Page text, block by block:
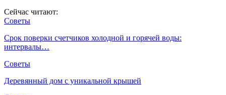
Сейчас читают:
Советы
Срок поверки счетчиков холодной и горячей воды:
интервалы…
Советы
Деревянный дом с уникальной крышей